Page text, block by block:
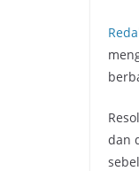
dan